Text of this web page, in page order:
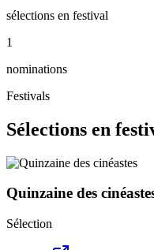
sélections en festival
1
nominations
Festivals
Sélections en
Quinzaine des
Sélection